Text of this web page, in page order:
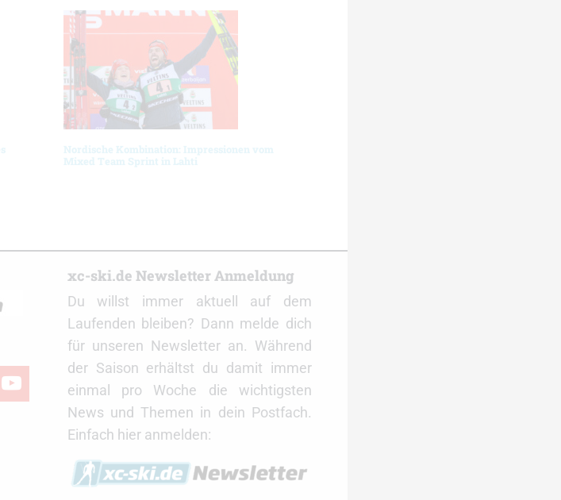
Nordische Kombination: Impressionen vom
Mixed Team Sprint in Lahti
youtube
xc-ski.de Newsletter Anmeldung
Du willst immer aktuell auf dem
Laufenden bleiben? Dann melde dich
für unseren Newsletter an. Während
der Saison erhältst du damit immer
einmal pro Woche die wichtigsten
News und Themen in dein Postfach.
Einfach hier anmelden: